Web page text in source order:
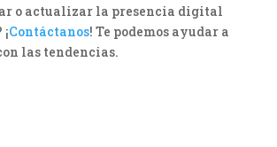
o actualizar la presencia digital
Contáctanos! Te podemos ayudar a
las tendencias.